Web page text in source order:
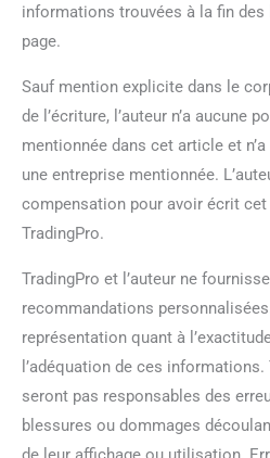
informations trouvées à la fin
page.
Sauf mention explicite dans le
de l’écriture, l’auteur n’a aucune
mentionnée dans cet article et
une entreprise mentionnée.
compensation pour avoir écrit
TradingPro.
TradingPro et l’auteur ne
recommandations
représentation quant à
l’adéquation de ces informations.
seront pas responsables des
blessures ou dommages